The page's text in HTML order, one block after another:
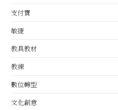
支付寶
敏捷
教具教材
教練
數位轉型
文化創意